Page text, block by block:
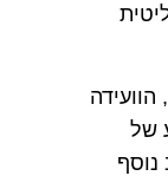
של
נוסף